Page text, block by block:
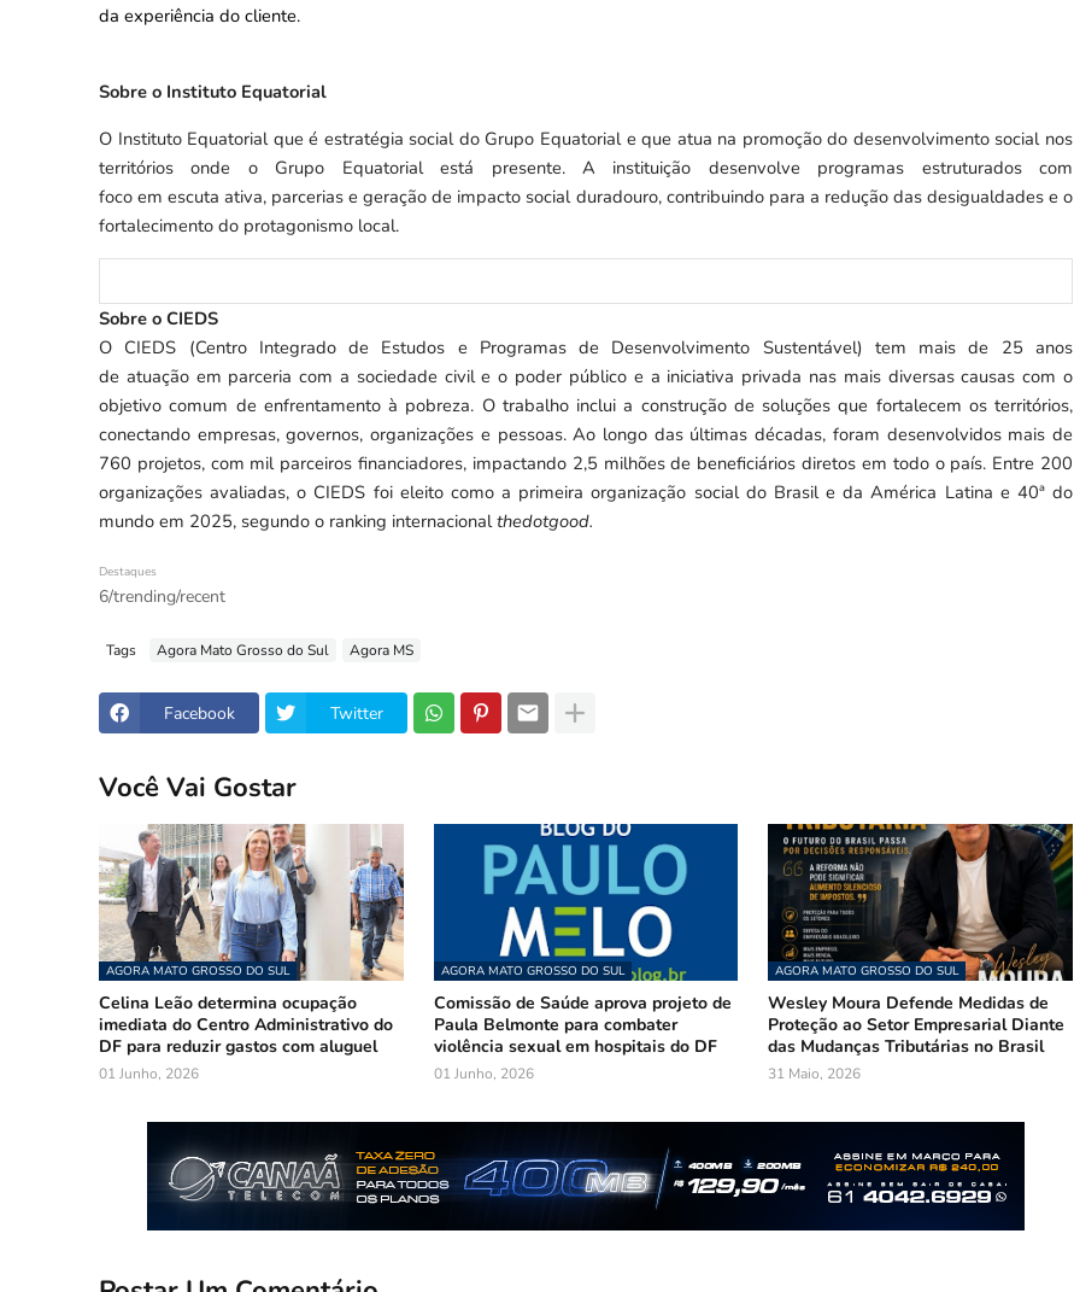
da experiência do cliente.
Sobre o Instituto Equatorial
O Instituto Equatorial que é estratégia social do Grupo Equatorial e que atua na promoção do desenvolvimento social nos
territórios onde o Grupo Equatorial está presente. A instituição desenvolve programas estruturados com
foco em escuta ativa, parcerias e geração de impacto social duradouro, contribuindo para a redução das desigualdades e o
fortalecimento do protagonismo local.
Sobre o CIEDS
O CIEDS (Centro Integrado de Estudos e Programas de Desenvolvimento Sustentável) tem mais de 25 anos
de atuação em parceria com a sociedade civil e o poder público e a iniciativa privada nas mais diversas causas com o
objetivo comum de enfrentamento à pobreza. O trabalho inclui a construção de soluções que fortalecem os territórios,
conectando empresas, governos, organizações e pessoas. Ao longo das últimas décadas, foram desenvolvidos mais de
760 projetos, com mil parceiros financiadores, impactando 2,5 milhões de beneficiários diretos em todo o país. Entre 200
organizações avaliadas, o CIEDS foi eleito como a primeira organização social do Brasil e da América Latina e 40ª do
mundo em 2025, segundo o ranking internacionalthedotgood.
Destaques
6/trending/recent
Tags Agora Mato Grosso do Sul Agora MS
Facebook Twitter
Você Vai Gostar
AGORA MATO GROSSO DO SUL
Celina Leão determina ocupação
imediata do Centro Administrativo do
DF para reduzir gastos com aluguel
01 Junho, 2026
AGORA MATO GROSSO DO SUL
Comissão de Saúde aprova projeto de
Paula Belmonte para combater
violência sexual em hospitais do DF
01 Junho, 2026
AGORA MATO GROSSO DO SUL
Wesley Moura Defende Medidas de
Proteção ao Setor Empresarial Diante
das Mudanças Tributárias no Brasil
31 Maio, 2026